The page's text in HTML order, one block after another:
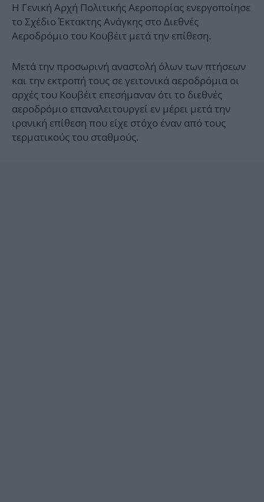
Η Γενική Αρχή Πολιτικής Αεροπορίας ενεργοποίησε
το Σχέδιο Έκτακτης Ανάγκης στο Διεθνές
Αεροδρόμιο του Κουβέιτ μετά την επίθεση.
Μετά την προσωρινή αναστολή όλων των πτήσεων
και την εκτροπή τους σε γειτονικά αεροδρόμια οι
αρχές του Κουβέιτ επεσήμαναν ότι το διεθνές
αεροδρόμιο επαναλειτουργεί εν μέρει μετά την
ιρανική επίθεση που είχε στόχο έναν από τους
τερματικούς του σταθμούς.